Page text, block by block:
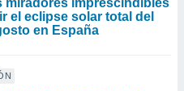
miradores imprescindibles
el eclipse solar total del
en España